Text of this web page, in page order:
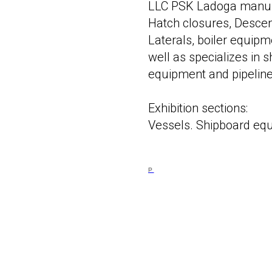
LLC PSK Ladoga
Hatch closures,
Laterals, boiler
well as specializes in
equipment and
Exhibition sections:
Vessels. Shipboard
P